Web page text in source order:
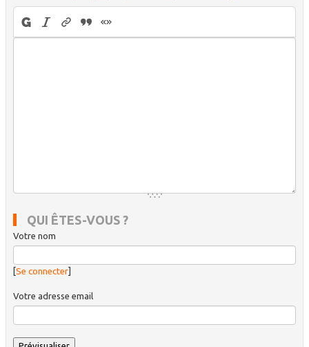
QUI ÊTES-VOUS ?
Votre nom
Se connecter]
Votre adresse email